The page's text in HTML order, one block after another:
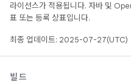
라이선스가 적용됩니다. 자바 및
표 또는 등록 상표입니다.
최종 업데이트: 2025-07-27(UTC)
빌드